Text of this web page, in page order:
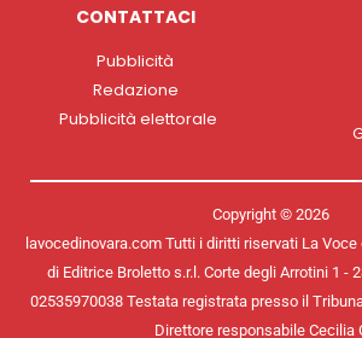
CONTATTACI
Pubblicità
Redazione
Pubblicità elettorale
Copyright © 2026
lavocedinovara.com Tutti i diritti riservati La
di Editrice Broletto s.r.l. Corte degli Arrotini 1 -
02535970038 Testata registrata presso il
Direttore responsabile Cecilia